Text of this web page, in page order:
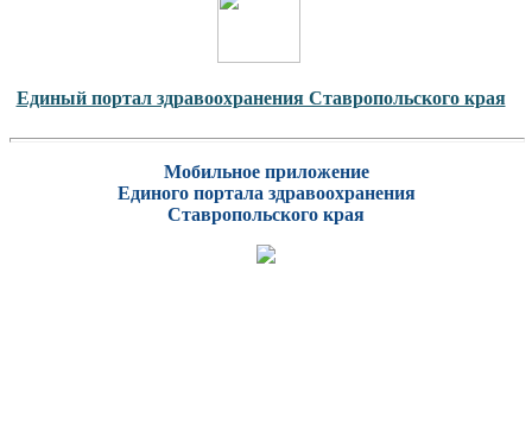
Единый портал здравоохранения Ставропольского края
Мобильное приложение
Единого портала здравоохранения
Ставропольского края